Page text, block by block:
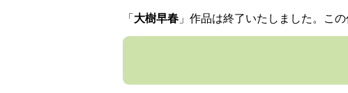
「 大樹早春 」作品は終了いたしました。こ